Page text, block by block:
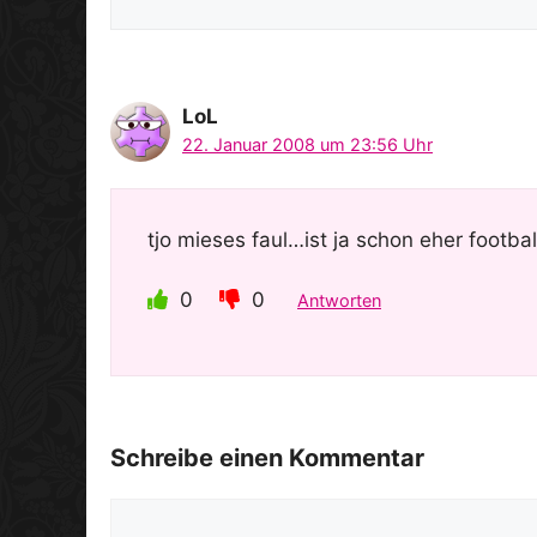
LoL
22. Januar 2008 um 23:56 Uhr
tjo mieses faul…ist ja schon eher
0 0 Antworten
Schreibe einen Kommentar